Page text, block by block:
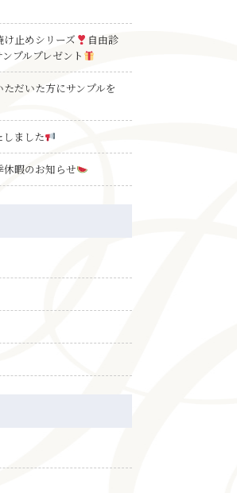
け止めシリーズ
自由診
プルプレゼント
だいた方にサンプルを
ました
暇のお知らせ